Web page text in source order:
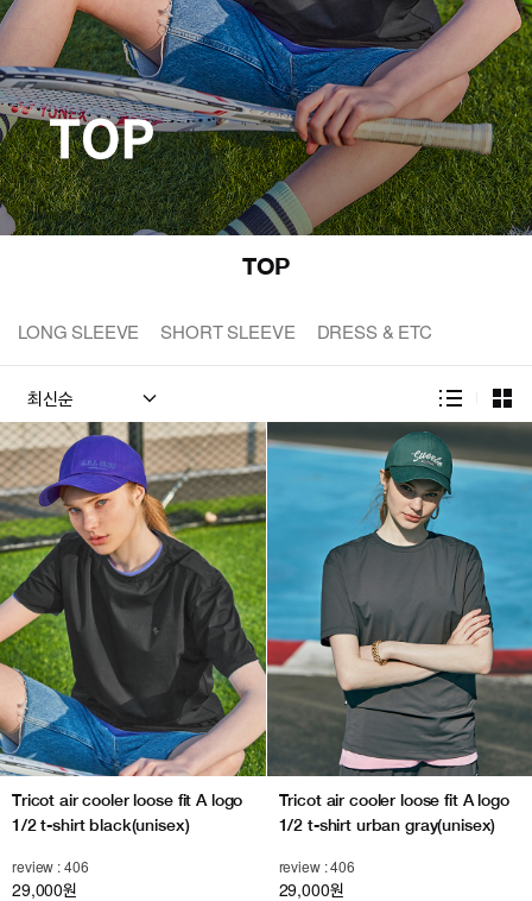
TOP
LONG SLEEVE SHORT SLEEVE DRESS & ETC
Tricot air cooler loose fit A logo
1/2 t-shirt black(unisex)
review : 406
29,000원
Tricot air cooler loose fit A logo
1/2 t-shirt urban gray(unisex)
review : 406
29,000원